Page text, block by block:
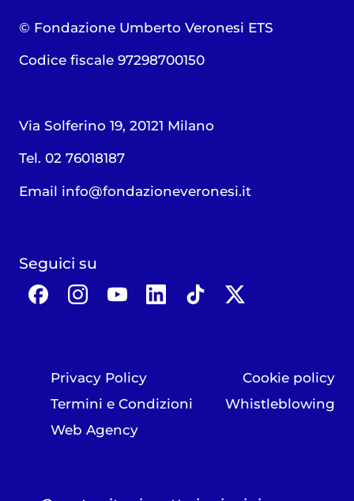
© Fondazione Umberto Veronesi ETS
Codice fiscale 97298700150
Via Solferino 19, 20121 Milano
Tel. 02 76018187
Email info@fondazioneveronesi.it
Seguici su
Privacy Policy
Cookie policy
Termini e Condizioni
Whistleblowing
Web Agency